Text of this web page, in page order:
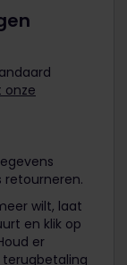
retourneren.
wilt, laat
en klik op
er